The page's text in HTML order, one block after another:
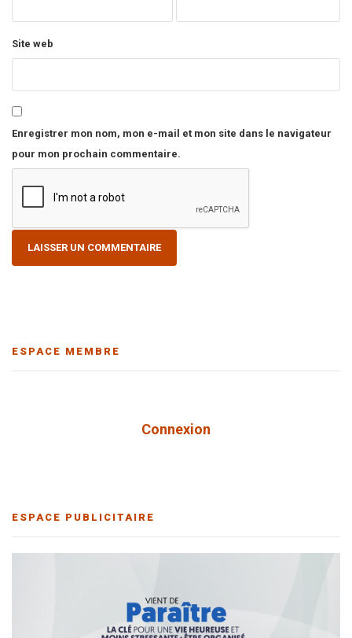
Site web
Enregistrer mon nom, mon e-mail et mon site dans le navigateur
pour mon prochain commentaire.
ESPACE MEMBRE
Connexion
ESPACE PUBLICITAIRE